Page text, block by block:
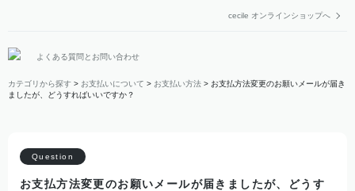
cecile オンラインショップへ
よくある質問とお問い合わせ
カテゴリから探す > お支払いについて > お支払い方法 > お支払方法変更のお願いメールが届き
ましたが、どうすればいいですか？
お支払方法変更のお願いメールが届きましたが、どうす